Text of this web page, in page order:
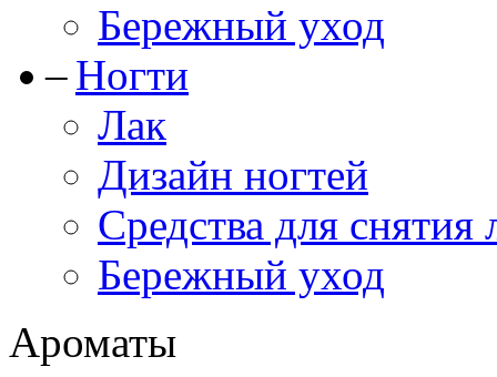
Бережный уход
Ногти
Лак
Дизайн ногтей
Средства для снятия
Бережный уход
Ароматы